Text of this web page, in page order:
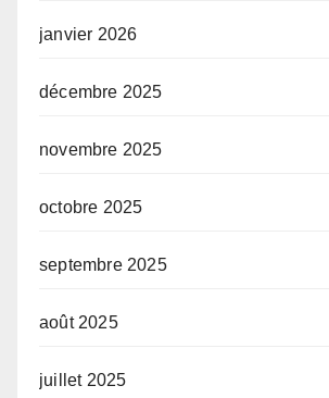
janvier 2026
décembre 2025
novembre 2025
octobre 2025
septembre 2025
août 2025
juillet 2025